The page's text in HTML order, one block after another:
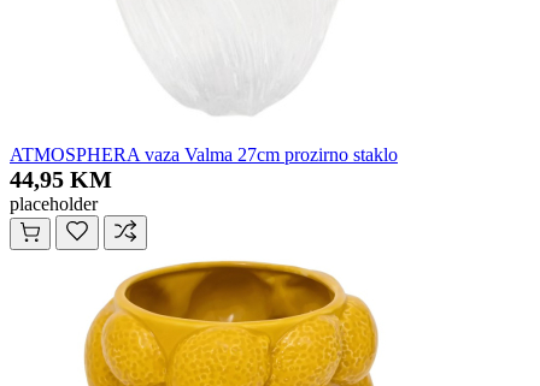
ATMOSPHERA vaza Valma 27cm prozirno staklo
44,95 KM
placeholder